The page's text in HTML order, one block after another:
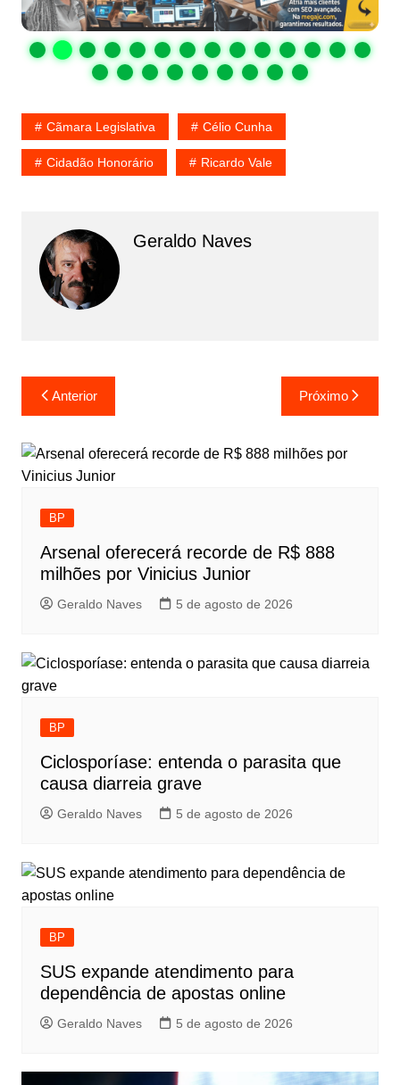
Cãmara Legislativa Célio Cunha
Cidadão Honorário Ricardo Vale
Geraldo Naves
Navegação
de
Post
Anterior Próximo
BP
Arsenal oferecerá recorde de R$ 888
milhões por Vinicius Junior
Geraldo Naves 5 de agosto de 2026
BP
Ciclosporíase: entenda o parasita que
causa diarreia grave
Geraldo Naves 5 de agosto de 2026
BP
SUS expande atendimento para
dependência de apostas online
Geraldo Naves 5 de agosto de 2026